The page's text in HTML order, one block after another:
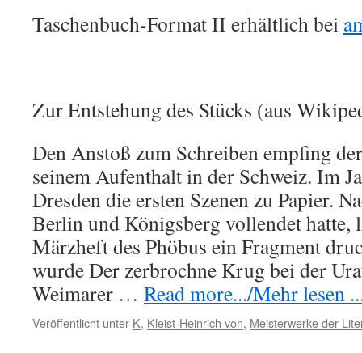
Taschenbuch-Format II erhältlich bei
Zur Entstehung des Stücks (aus
Den Anstoß zum Schreiben empfing
seinem Aufenthalt in der Schweiz. Im
Dresden die ersten Szenen zu Papier.
Berlin und Königsberg vollendet hatte,
Märzheft des Phöbus ein Fragment
wurde Der zerbrochne Krug bei der
Weimarer … Read more.../Mehr lesen
Veröffentlicht unter K, Kleist-Heinrich von, Meisterwerke der